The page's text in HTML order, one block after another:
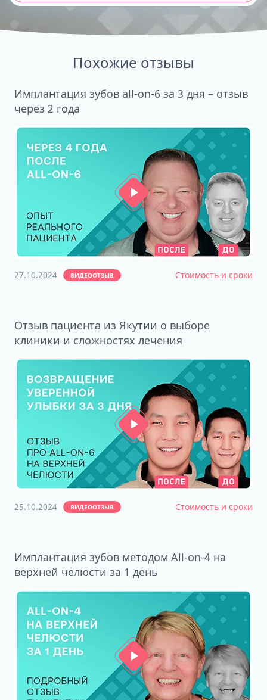
Похожие отзывы
Имплантация зубов all-on-6 за 3 дня – отзыв
через 2 года
27.10.2024 ВИДЕООТЗЫВ Стоимость и сроки
Отзыв пациента из Якутии о выборе
клиники и сложностях лечения
25.10.2024 ВИДЕООТЗЫВ Стоимость и сроки
Имплантация зубов методом All-on-4 на
верхней челюсти за 1 день